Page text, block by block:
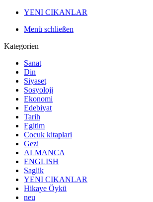
YENI CIKANLAR
Menü schließen
Kategorien
Sanat
Din
Siyaset
Sosyoloji
Ekonomi
Edebiyat
Tarih
Egitim
Cocuk kitaplari
Gezi
ALMANCA
ENGLISH
Saglik
YENI CIKANLAR
Hikaye Öykü
neu